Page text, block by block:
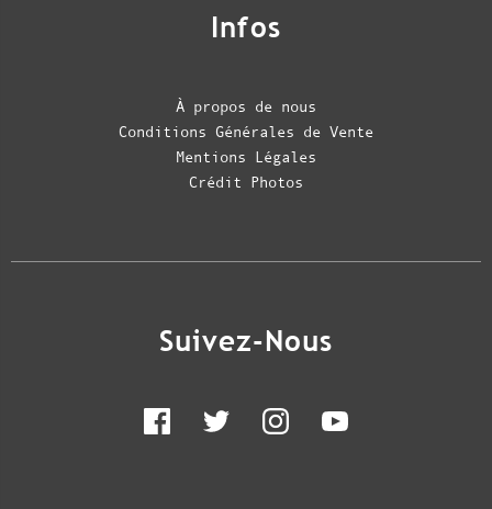
Infos
À propos de nous
Conditions Générales de Vente
Mentions Légales
Crédit Photos
Suivez-Nous